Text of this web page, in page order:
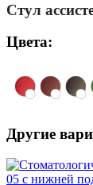
Стул
Цвета:
Другие